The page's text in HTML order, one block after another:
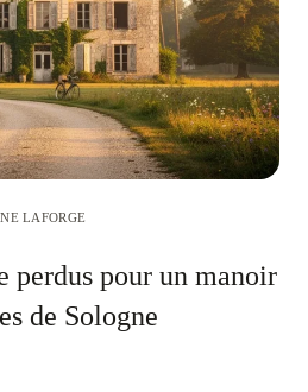
LAFORGE
perdus pour un manoir
de Sologne